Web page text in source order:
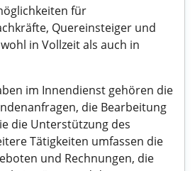
für
Quereinsteiger und
in Vollzeit als auch in
im Innendienst gehören die
die Bearbeitung
die Unterstützung des
Tätigkeiten umfassen die
und Rechnungen, die